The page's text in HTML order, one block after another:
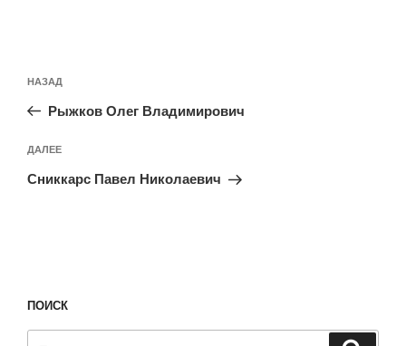
по
записям
Предыдущая
запись:
НАЗАД
Рыжков Олег Владимирович
Следующая
запись
ДАЛЕЕ
Сниккарс Павел Николаевич
ПОИСК